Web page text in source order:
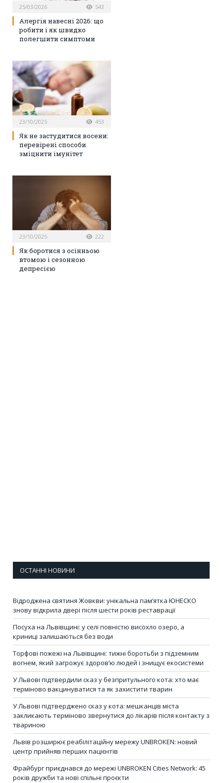
25/03/2026 543
Алергія навесні 2026: що
робити і як швидко
полегшити симптоми
23/10/2025 453
Як не застудитися восени:
перевірені способи
зміцнити імунітет
23/10/2025 222
Як боротися з осінньою
втомою і сезонною
депресією
ОСТАННІ НОВИНИ
Відроджена святиня Жовкви: унікальна пам’ятка ЮНЕСКО
знову відкрила двері після шести років реставрації
Посуха на Львівщині: у селі повністю висохло озеро, а
криниці залишаються без води
Торфові пожежі на Львівщині: тижні боротьби з підземним
вогнем, який загрожує здоров’ю людей і знищує екосистеми
У Львові підтвердили сказ у безпритульного кота: хто має
терміново вакцинуватися та як захистити тварин
У Львові підтверджено сказ у кота: мешканців міста
закликають терміново звернутися до лікарів після контакту з
твариною
Львів розширює реабілітаційну мережу UNBROKEN: новий
центр прийняв перших пацієнтів
Фрайбург приєднався до мережі UNBROKEN Cities Network: 45
років дружби та нові спільні проєкти